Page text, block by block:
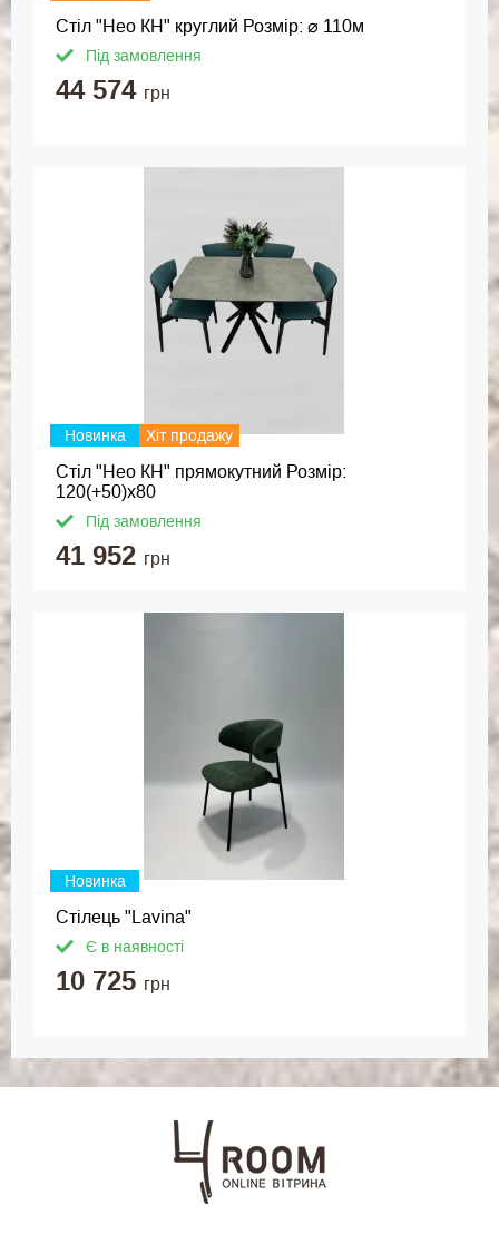
Стіл "Нео КН" круглий Розмір: ⌀ 110м
Під замовлення
44 574 грн
Новинка Хіт продажу
Стіл "Нео КН" прямокутний Розмір:
120(+50)х80
Під замовлення
41 952 грн
Новинка
Стілець "Lavina"
Є в наявності
10 725 грн